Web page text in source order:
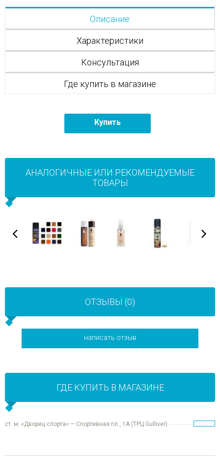
Описание
Характеристики
Консультация
Где купить в магазине
Купить
АНАЛОГИЧНЫЕ ИЛИ РЕКОМЕНДУЕМЫЕ
ТОВАРЫ
ОТЗЫВЫ (0)
написать отзыв
ГДЕ КУПИТЬ В МАГАЗИНЕ
ст. м. «Дворец спорта» — Спортивная пл., 1А (ТРЦ Gulliver)